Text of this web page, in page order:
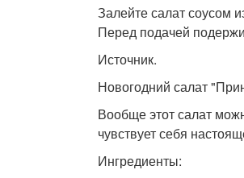
Залейте салат соусом
Перед подачей
Источник.
Новогодний салат
Вообще этот салат
чувствует себя
Ингредиенты: